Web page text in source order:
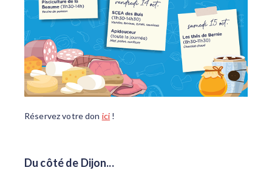
Réservez votre don ici !
Du côté de Dijon...